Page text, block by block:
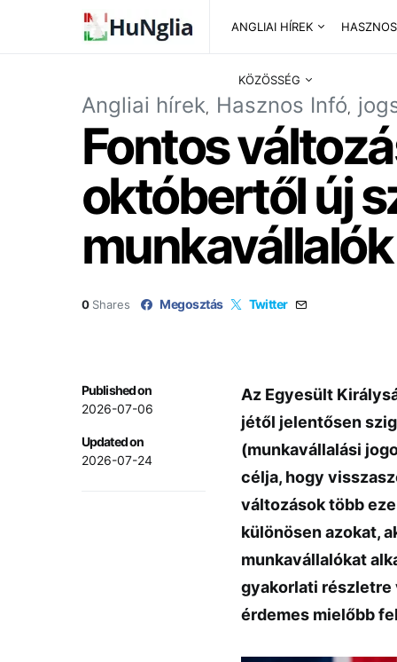
ANGLIAI HÍREK
KÖZÖSSÉG
Angliai hírek Hasznos Infó
Fontos
októbertől új
0 Shares Megosztás Twitter
Published on
2026-07-06
Updated on
2026-07-24
Az Egyesült
jétől jelentősen
(munkavállalási
célja, hogy
változások több
különösen azokat,
munkavállalókat
gyakorlati részletre
érdemes mielőbb